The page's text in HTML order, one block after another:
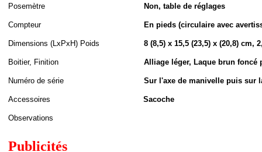
Posemètre Non, table de réglages
Compteur En pieds (circulaire avec
Dimensions (LxPxH) Poids 8 (8,5) x 15,5 (23,5) x (20,8) cm,
Boitier, Finition Alliage léger, Laque brun foncé
Numéro de série Sur l'axe de manivelle puis sur
Accessoires Sacoche
Observations
Publicités